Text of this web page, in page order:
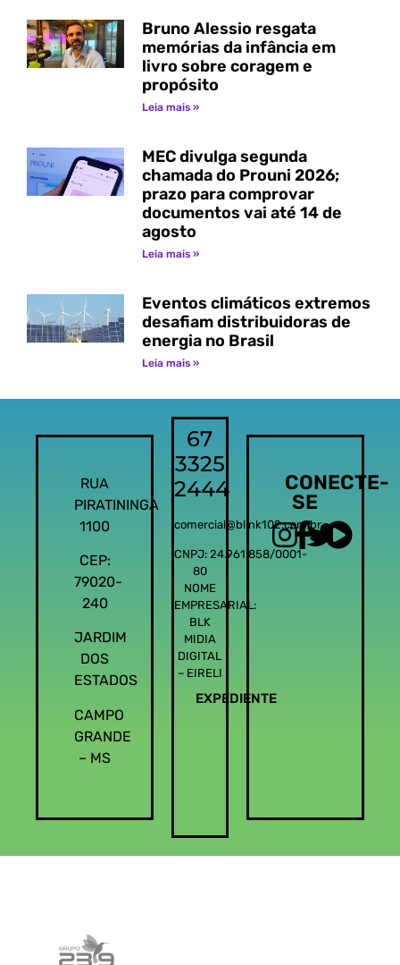
Bruno Alessio resgata
memórias da infância em
livro sobre coragem e
propósito
Leia mais »
MEC divulga segunda
chamada do Prouni 2026;
prazo para comprovar
documentos vai até 14 de
agosto
Leia mais »
Eventos climáticos extremos
desafiam distribuidoras de
energia no Brasil
Leia mais »
RUA
PIRATININGA
1100
CEP:
79020-
240
JARDIM
DOS
ESTADOS
CAMPO
GRANDE
– MS
67
3325
2444
comercial@blink102.com.br
CNPJ: 24.961.858/0001-
80
NOME
EMPRESARIAL:
BLK
MIDIA
DIGITAL
– EIRELI
EXPEDIENTE
CONECTE-
SE